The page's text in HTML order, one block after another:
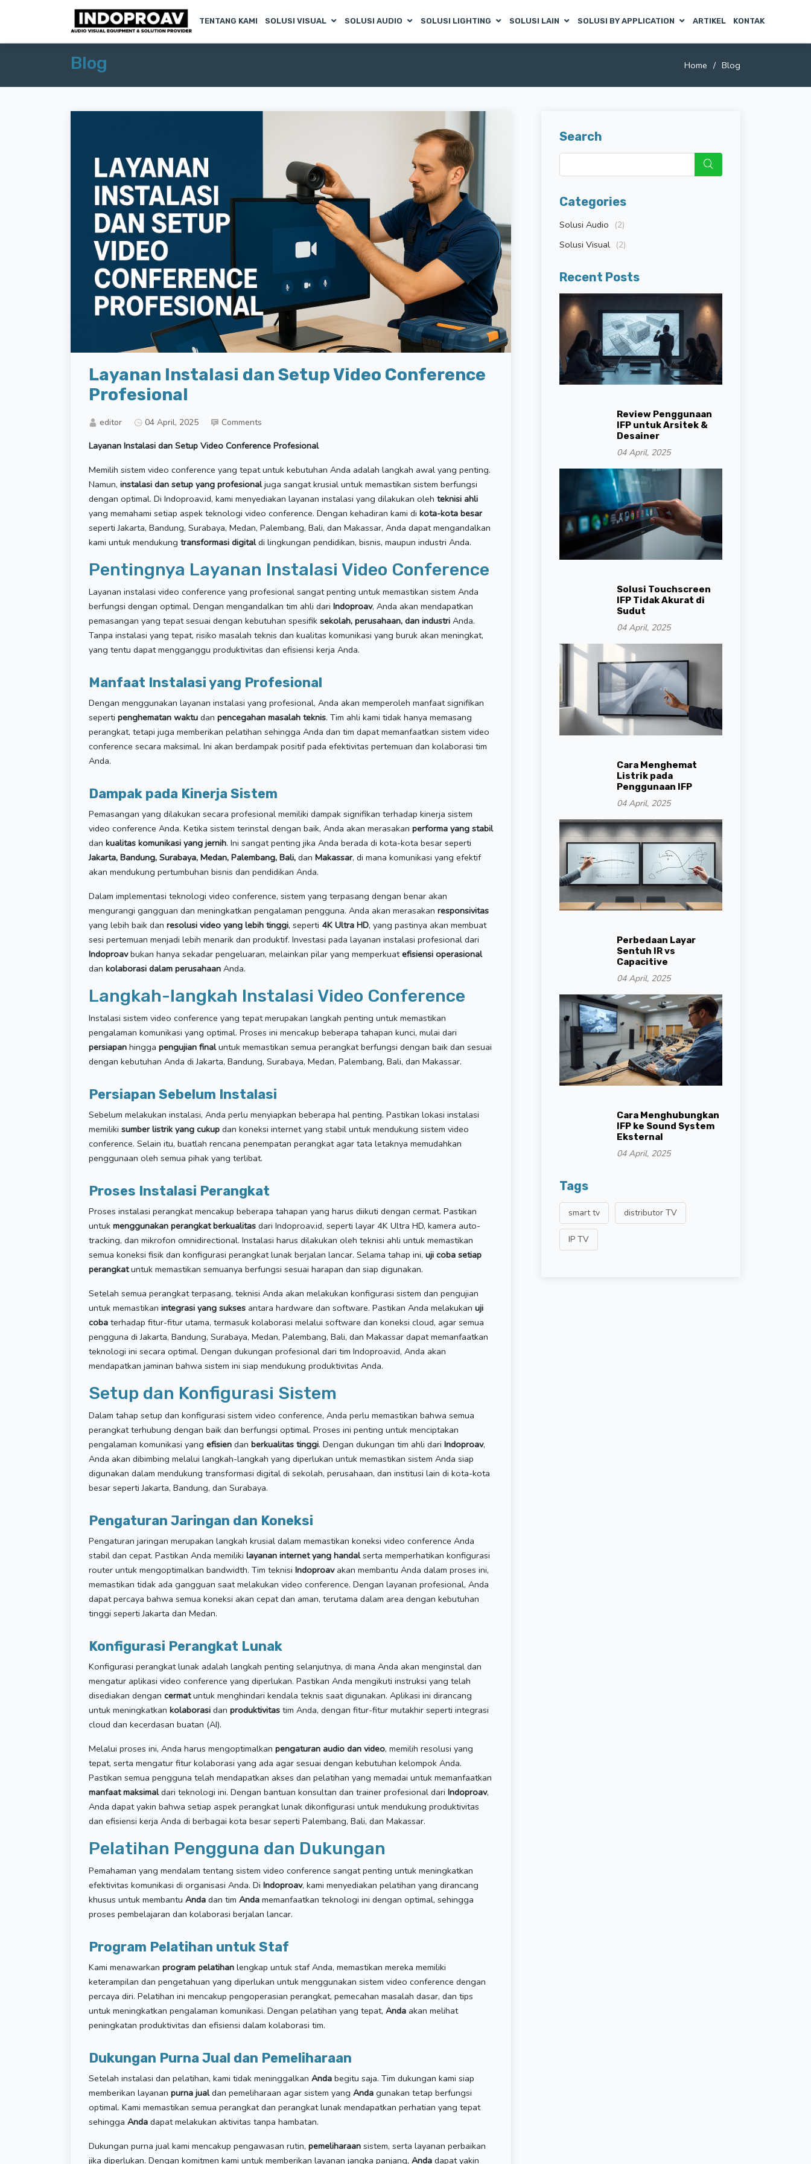
TENTANG KAMI SOLUSI VISUAL SOLUSI AUDIO SOLUSI LIGHTING SOLUSI LAIN SOLUSI BY APPLICATION ARTIKEL KONTAK
Blog Home Blog
Layanan Instalasi dan Setup Video Conference
Profesional
editor 04 April, 2025 Comments
Layanan Instalasi dan Setup Video Conference Profesional
Memilih sistem video conference yang tepat untuk kebutuhan Anda adalah langkah awal yang penting.
Namun, instalasi dan setup yang profesionaljuga sangat krusial untuk memastikan sistem berfungsi
dengan optimal. Di Indoproav.id, kami menyediakan layanan instalasi yang dilakukan oleh teknisi ahli
yang memahami setiap aspek teknologi video conference. Dengan kehadiran kami di kota-kota besar
seperti Jakarta, Bandung, Surabaya, Medan, Palembang, Bali, dan Makassar, Anda dapat mengandalkan
kami untuk mendukung transformasi digitaldi lingkungan pendidikan, bisnis, maupun industri Anda.
Pentingnya Layanan Instalasi Video Conference
Layanan instalasi video conference yang profesional sangat penting untuk memastikan sistem Anda
berfungsi dengan optimal. Dengan mengandalkan tim ahli dari Indoproav, Anda akan mendapatkan
pemasangan yang tepat sesuai dengan kebutuhan spesifik sekolah, perusahaan, dan industri Anda.
Tanpa instalasi yang tepat, risiko masalah teknis dan kualitas komunikasi yang buruk akan meningkat,
yang tentu dapat mengganggu produktivitas dan efisiensi kerja Anda.
Manfaat Instalasi yang Profesional
Dengan menggunakan layanan instalasi yang profesional, Anda akan memperoleh manfaat signifikan
seperti penghematan waktu dan pencegahan masalah teknis. Tim ahli kami tidak hanya memasang
perangkat, tetapi juga memberikan pelatihan sehingga Anda dan tim dapat memanfaatkan sistem video
conference secara maksimal. Ini akan berdampak positif pada efektivitas pertemuan dan kolaborasi tim
Anda.
Dampak pada Kinerja Sistem
Pemasangan yang dilakukan secara profesional memiliki dampak signifikan terhadap kinerja sistem
video conference Anda. Ketika sistem terinstal dengan baik, Anda akan merasakan performa yang stabil
dan kualitas komunikasi yang jernih. Ini sangat penting jika Anda berada di kota-kota besar seperti
Jakarta, Bandung, Surabaya, Medan, Palembang, Bali, dan Makassar, di mana komunikasi yang efektif
akan mendukung pertumbuhan bisnis dan pendidikan Anda.
Dalam implementasi teknologi video conference, sistem yang terpasang dengan benar akan
mengurangi gangguan dan meningkatkan pengalaman pengguna. Anda akan merasakan responsivitas
yang lebih baik dan resolusi video yang lebih tinggi, seperti 4K Ultra HD, yang pastinya akan membuat
sesi pertemuan menjadi lebih menarik dan produktif. Investasi pada layanan instalasi profesional dari
Indoproavbukan hanya sekadar pengeluaran, melainkan pilar yang memperkuatefisiensi operasional
dan kolaborasi dalam perusahaan Anda.
Langkah-langkah Instalasi Video Conference
Instalasi sistem video conference yang tepat merupakan langkah penting untuk memastikan
pengalaman komunikasi yang optimal. Proses ini mencakup beberapa tahapan kunci, mulai dari
persiapan hingga pengujian finaluntuk memastikan semua perangkat berfungsi dengan baik dan sesuai
dengan kebutuhan Anda di Jakarta, Bandung, Surabaya, Medan, Palembang, Bali, dan Makassar.
Persiapan Sebelum Instalasi
Sebelum melakukan instalasi, Anda perlu menyiapkan beberapa hal penting. Pastikan lokasi instalasi
memiliki sumber listrik yang cukup dan koneksi internet yang stabil untuk mendukung sistem video
conference. Selain itu, buatlah rencana penempatan perangkat agar tata letaknya memudahkan
penggunaan oleh semua pihak yang terlibat.
Proses Instalasi Perangkat
Proses instalasi perangkat mencakup beberapa tahapan yang harus diikuti dengan cermat. Pastikan
untuk menggunakan perangkat berkualitas dari Indoproav.id, seperti layar 4K Ultra HD, kamera auto-
tracking, dan mikrofon omnidirectional. Instalasi harus dilakukan oleh teknisi ahli untuk memastikan
semua koneksi fisik dan konfigurasi perangkat lunak berjalan lancar. Selama tahap ini, uji coba setiap
perangkatuntuk memastikan semuanya berfungsi sesuai harapan dan siap digunakan.
Setelah semua perangkat terpasang, teknisi Anda akan melakukan konfigurasi sistem dan pengujian
untuk memastikan integrasi yang sukses antara hardware dan software. Pastikan Anda melakukan uji
coba terhadap fitur-fitur utama, termasuk kolaborasi melalui software dan koneksi cloud, agar semua
pengguna di Jakarta, Bandung, Surabaya, Medan, Palembang, Bali, dan Makassar dapat memanfaatkan
teknologi ini secara optimal. Dengan dukungan profesional dari tim Indoproav.id, Anda akan
mendapatkan jaminan bahwa sistem ini siap mendukung produktivitas Anda.
Setup dan Konfigurasi Sistem
Dalam tahap setup dan konfigurasi sistem video conference, Anda perlu memastikan bahwa semua
perangkat terhubung dengan baik dan berfungsi optimal. Proses ini penting untuk menciptakan
pengalaman komunikasi yang efisien dan berkualitas tinggi. Dengan dukungan tim ahli dari Indoproav,
Anda akan dibimbing melalui langkah-langkah yang diperlukan untuk memastikan sistem Anda siap
digunakan dalam mendukung transformasi digital di sekolah, perusahaan, dan institusi lain di kota-kota
besar seperti Jakarta, Bandung, dan Surabaya.
Pengaturan Jaringan dan Koneksi
Pengaturan jaringan merupakan langkah krusial dalam memastikan koneksi video conference Anda
stabil dan cepat. Pastikan Anda memiliki layanan internet yang handalserta memperhatikan konfigurasi
router untuk mengoptimalkan bandwidth. Tim teknisi Indoproavakan membantu Anda dalam proses ini,
memastikan tidak ada gangguan saat melakukan video conference. Dengan layanan profesional, Anda
dapat percaya bahwa semua koneksi akan cepat dan aman, terutama dalam area dengan kebutuhan
tinggi seperti Jakarta dan Medan.
Konfigurasi Perangkat Lunak
Konfigurasi perangkat lunak adalah langkah penting selanjutnya, di mana Anda akan menginstal dan
mengatur aplikasi video conference yang diperlukan. Pastikan Anda mengikuti instruksi yang telah
disediakan dengan cermatuntuk menghindari kendala teknis saat digunakan. Aplikasi ini dirancang
untuk meningkatkan kolaborasi dan produktivitas tim Anda, dengan fitur-fitur mutakhir seperti integrasi
cloud dan kecerdasan buatan (AI).
Melalui proses ini, Anda harus mengoptimalkan pengaturan audio dan video, memilih resolusi yang
tepat, serta mengatur fitur kolaborasi yang ada agar sesuai dengan kebutuhan kelompok Anda.
Pastikan semua pengguna telah mendapatkan akses dan pelatihan yang memadai untuk memanfaatkan
manfaat maksimaldari teknologi ini. Dengan bantuan konsultan dan trainer profesional dari Indoproav,
Anda dapat yakin bahwa setiap aspek perangkat lunak dikonfigurasi untuk mendukung produktivitas
dan efisiensi kerja Anda di berbagai kota besar seperti Palembang, Bali, dan Makassar.
Pelatihan Pengguna dan Dukungan
Pemahaman yang mendalam tentang sistem video conference sangat penting untuk meningkatkan
efektivitas komunikasi di organisasi Anda. Di Indoproav, kami menyediakan pelatihan yang dirancang
khusus untuk membantu Anda dan tim Anda memanfaatkan teknologi ini dengan optimal, sehingga
proses pembelajaran dan kolaborasi berjalan lancar.
Program Pelatihan untuk Staf
Kami menawarkan program pelatihan lengkap untuk staf Anda, memastikan mereka memiliki
keterampilan dan pengetahuan yang diperlukan untuk menggunakan sistem video conference dengan
percaya diri. Pelatihan ini mencakup pengoperasian perangkat, pemecahan masalah dasar, dan tips
untuk meningkatkan pengalaman komunikasi. Dengan pelatihan yang tepat, Anda akan melihat
peningkatan produktivitas dan efisiensi dalam kolaborasi tim.
Dukungan Purna Jual dan Pemeliharaan
Setelah instalasi dan pelatihan, kami tidak meninggalkan Anda begitu saja. Tim dukungan kami siap
memberikan layanan purna jualdan pemeliharaan agar sistem yang Anda gunakan tetap berfungsi
optimal. Kami memastikan semua perangkat dan perangkat lunak mendapatkan perhatian yang tepat
sehingga Anda dapat melakukan aktivitas tanpa hambatan.
Dukungan purna jual kami mencakup pengawasan rutin, pemeliharaan sistem, serta layanan perbaikan
jika diperlukan. Dengan komitmen kami untuk memberikan layanan jangka panjang, Anda dapat yakin
Search
Categories
Solusi Audio (2)
Solusi Visual (2)
Recent Posts
Review Penggunaan
IFP untuk Arsitek &
Desainer
04 April, 2025
Solusi Touchscreen
IFP Tidak Akurat di
Sudut
04 April, 2025
Cara Menghemat
Listrik pada
Penggunaan IFP
04 April, 2025
Perbedaan Layar
Sentuh IR vs
Capacitive
04 April, 2025
Cara Menghubungkan
IFP ke Sound System
Eksternal
04 April, 2025
Tags
smart tv distributor TV
IP TV